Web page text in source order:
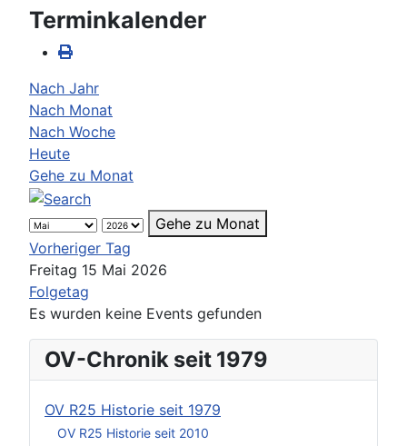
OV-Chronik seit 1979
OV R25 Historie seit 1979
OV R25 Historie seit 2010
Terminkalender
Nach Jahr
Nach Monat
Nach Woche
Heute
Gehe zu Monat
Gehe zu Monat
Vorheriger Tag
Freitag 15 Mai 2026
Folgetag
Es wurden keine Events gefunden